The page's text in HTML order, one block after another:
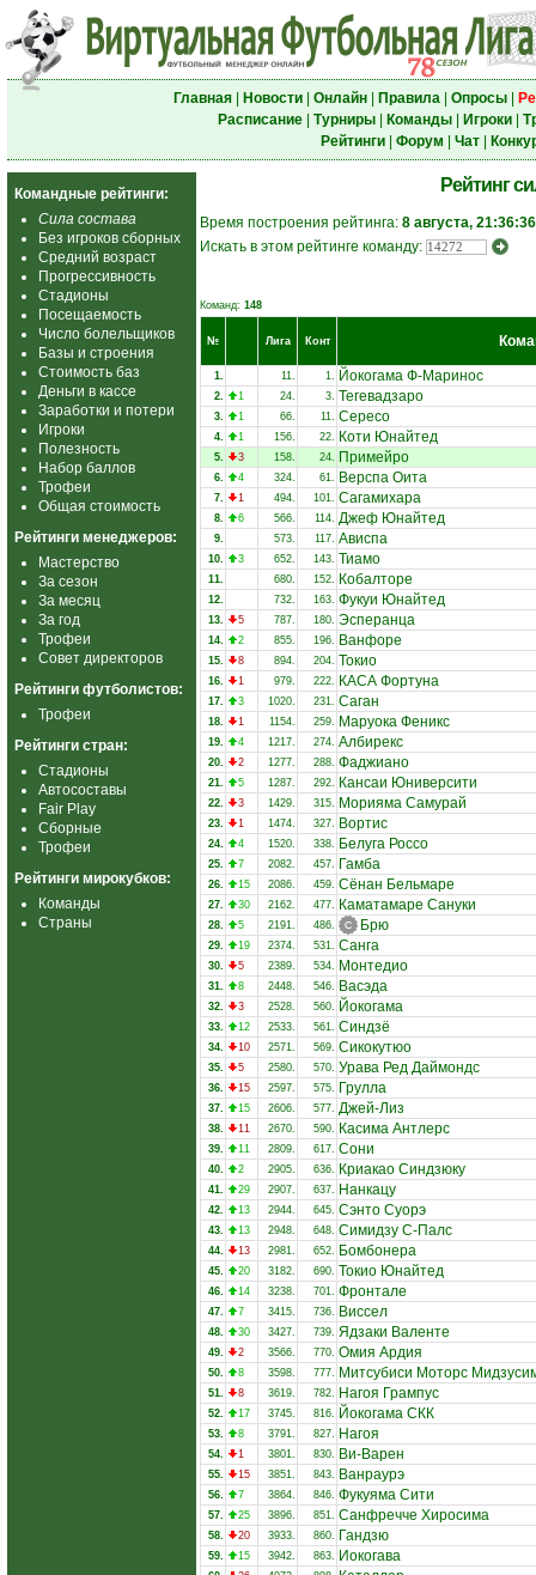
Главная| Новости| Онлайн| Правила| Опросы|
Расписание| Турниры| Команды| Игроки|
Рейтинги| Форум Чат|
Командные рейтинги:
Сила состава
Без игроков сборных
Средний возраст
Прогрессивность
Стадионы
Посещаемость
Число болельщиков
Базы и строения
Стоимость баз
Деньги в кассе
Заработки и потери
Игроки
Полезность
Набор баллов
Трофеи
Общая стоимость
Рейтинги менеджеров:
Мастерство
За сезон
За месяц
За год
Трофеи
Совет директоров
Рейтинги футболистов:
Трофеи
Рейтинги стран:
Стадионы
Автосоставы
Fair Play
Сборные
Трофеи
Рейтинги мирокубков:
Команды
Страны
Рейтинг
Время построения рейтинга: 8 августа, 21:36:36
Искать в этом рейтинге команду:
Команд: 148
№ Лига Конт
1. 11. 1. Йокогама Ф-Маринос
2. 1 24. 3. Тегевадзаро
3. 1 66. 11. Сересо
4. 1 156. 22. Коти Юнайтед
5. 3 158. 24. Примейро
6. 4 324. 61. Верспа Оита
7. 1 494. 101. Сагамихара
8. 6 566. 114. Джеф Юнайтед
9. 573. 117. Ависпа
10. 3 652. 143. Тиамо
11. 680. 152. Кобалторе
12. 732. 163. Фукуи Юнайтед
13. 5 787. 180. Эсперанца
14. 2 855. 196. Ванфоре
15. 8 894. 204. Токио
16. 1 979. 222. КАСА Фортуна
17. 3 1020. 231. Саган
18. 1 1154. 259. Маруока Феникс
19. 4 1217. 274. Албирекс
20. 2 1277. 288. Фаджиано
21. 5 1287. 292. Кансаи Юниверсити
22. 3 1429. 315. Морияма Самурай
23. 1 1474. 327. Вортис
24. 4 1520. 338. Белуга Россо
25. 7 2082. 457. Гамба
26. 15 2086. 459. Сёнан Бельмаре
27. 30 2162. 477. Каматамаре Сануки
28. 5 2191. 486. Брю
29. 19 2374. 531. Санга
30. 5 2389. 534. Монтедио
31. 8 2448. 546. Васэда
32. 3 2528. 560. Йокогама
33. 12 2533. 561. Синдзё
34. 10 2571. 569. Сикокутюо
35. 5 2580. 570. Урава Ред Даймондс
36. 15 2597. 575. Грулла
37. 15 2606. 577. Джей-Лиз
38. 11 2670. 590. Касима Антлерс
39. 11 2809. 617. Сони
40. 2 2905. 636. Криакао Синдзюку
41. 29 2907. 637. Нанкацу
42. 13 2944. 645. Сэнто Суорэ
43. 13 2948. 648. Симидзу С-Палс
44. 13 2981. 652. Бомбонера
45. 20 3182. 690. Токио Юнайтед
46. 14 3238. 701. Фронтале
47. 7 3415. 736. Виссел
48. 30 3427. 739. Ядзаки Валенте
49. 2 3566. 770. Омия Ардия
50. 8 3598. 777. Митсубиси Моторс
51. 8 3619. 782. Нагоя Грампус
52. 17 3745. 816. Йокогама СКК
53. 8 3791. 827. Нагоя
54. 1 3801. 830. Ви-Варен
55. 15 3851. 843. Ванраурэ
56. 7 3864. 846. Фукуяма Сити
57. 25 3896. 851. Санфречче Хиросима
58. 20 3933. 860. Гандзю
59. 15 3942. 863. Иокогава